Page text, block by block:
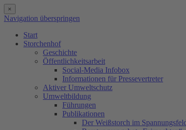
×
Navigation überspringen
Start
Storchenhof
Geschichte
Öffentlichkeitsarbeit
Social-Media Infobox
Informationen für Pressevertreter
Aktiver Umweltschutz
Umweltbildung
Führungen
Publikationen
Der Weißstorch im